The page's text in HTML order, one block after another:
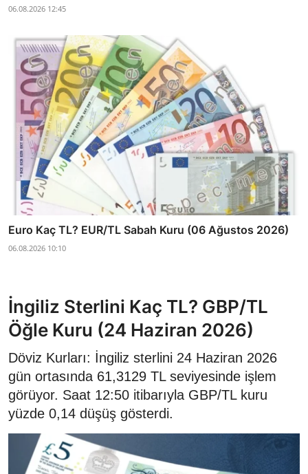
06.08.2026 12:45
Euro Kaç TL? EUR/TL Sabah Kuru (06 Ağustos 2026)
06.08.2026 10:10
İngiliz Sterlini Kaç TL? GBP/TL
Öğle Kuru (24 Haziran 2026)
Döviz Kurları: İngiliz sterlini 24 Haziran 2026
gün ortasında 61,3129 TL seviyesinde işlem
görüyor. Saat 12:50 itibarıyla GBP/TL kuru
yüzde 0,14 düşüş gösterdi.